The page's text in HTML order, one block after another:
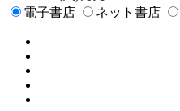
電子書店
ネット書店